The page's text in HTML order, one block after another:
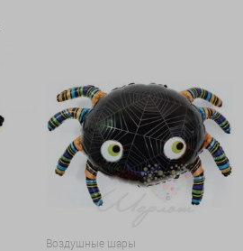
Воздушные шары